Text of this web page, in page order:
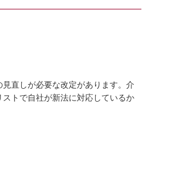
直しが必要な改定があります。介
トで自社が新法に対応しているか